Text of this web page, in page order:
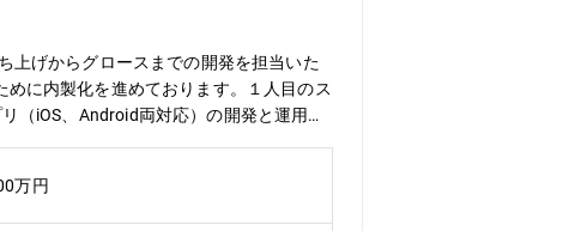
上げからグロースまでの開発を担当いた
に内製化を進めております。１人目のス
（iOS、Android両対応）の開発と運用当
ョン：GitHub, Slack, Figma, Notion■組織
就業環境：・PCにつきまして：MacBoo
程となっております。・テレワーク・ハ
万円